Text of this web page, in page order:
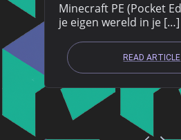
Minecraft PE (Pocket
je eigen wereld in je […]
READ ARTICLE